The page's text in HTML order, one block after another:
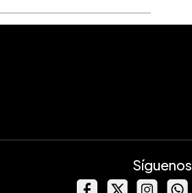
Síguenos